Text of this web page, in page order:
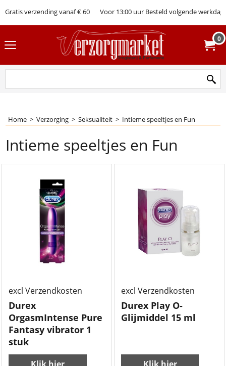
Gratis verzending vanaf € 60 Voor 13:00 uur Besteld volgende werkdag
0
Home > Verzorging > Seksualiteit > Intieme speeltjes en Fun
Intieme speeltjes en Fun
€19.99
excl Verzendkosten
Durex
OrgasmIntense Pure
Fantasy vibrator 1
stuk
€10.99
excl Verzendkosten
Durex Play O-